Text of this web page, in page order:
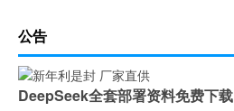
公告
DeepSeek全套部署资料免费下载